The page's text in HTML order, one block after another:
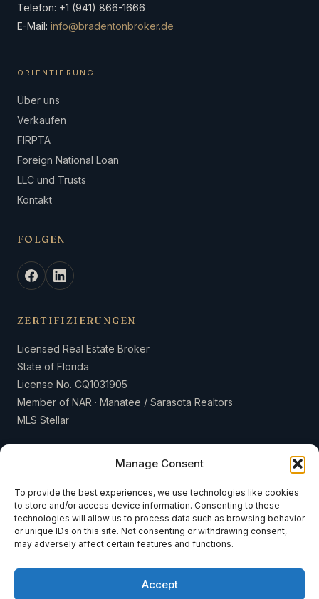
Manage Consent
To provide the best experiences, we use technologies like cookies
to store and/or access device information. Consenting to these
technologies will allow us to process data such as browsing behavior
or unique IDs on this site. Not consenting or withdrawing consent,
may adversely affect certain features and functions.
Accept
Telefon: +1 (941) 866-1666
E-Mail: info@bradentonbroker.de
ORIENTIERUNG
Über uns
Verkaufen
FIRPTA
Foreign National Loan
LLC und Trusts
Kontakt
FOLGEN
ZERTIFIZIERUNGEN
Licensed Real Estate Broker
State of Florida
License No. CQ1031905
Member of NAR · Manatee / Sarasota Realtors
MLS Stellar
© 2026 Weiss & Weiss International LLC · Sea to Sky Realty · Alle
Rechte vorbehalten.
Datenschutzerklärung